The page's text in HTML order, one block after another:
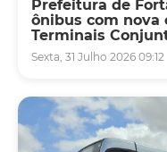
Prefeitura de
ônibus com nova
Terminais
Sexta, 31 Julho 2026 09:12